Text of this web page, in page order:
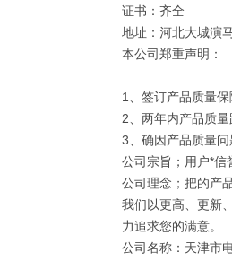
证书：齐全
地址：河北大城演
本公司郑重声明：
1、签订产品质量
2、两年内产品质
3、确因产品质量
公司宗旨；用户*信
公司理念；把的产
我们以更高、更新
力追求您的满意。
公司名称：天津市